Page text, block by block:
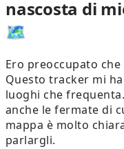
nascosta di
🗺️
Ero preoccupato
Questo tracker mi
luoghi che
anche le fermate di
mappa è molto
parlargli.